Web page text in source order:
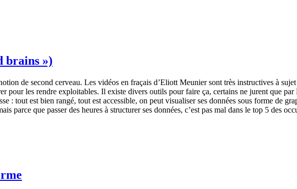
brains »)
de second cerveau. Les vidéos en fraçais d’Eliott Meunier sont très instructives à
pour les rendre exploitables. Il existe divers outils pour faire ça, certains ne jurent que
: tout est bien rangé, tout est accessible, on peut visualiser ses données sous forme de
parce que passer des heures à structurer ses données, c’est pas mal dans le top 5 des